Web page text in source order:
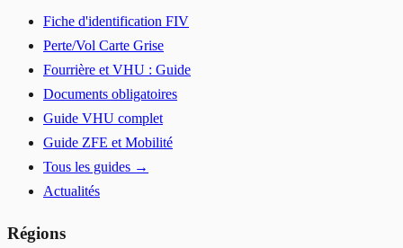
Fiche d'identification FIV
Perte/Vol Carte Grise
Fourrière et VHU : Guide
Documents obligatoires
Guide VHU complet
Guide ZFE et Mobilité
Tous les guides →
Actualités
Régions